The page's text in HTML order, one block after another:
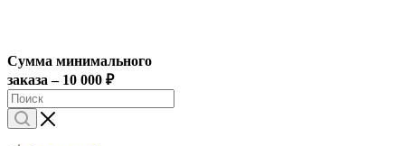
Сумма минимального
заказа – 10 000 ₽